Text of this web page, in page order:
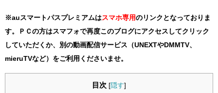
※auスマートパスプレミアムはスマホ専用のリンクとなっておりま
す。ＰＣの方はスマフォで再度このブログにアクセスしてクリック
していただくか、別の動画配信サービス（UNEXTやDMMTV、
mieruTVなど）をご利用くださいませ。
目次 [隠す]